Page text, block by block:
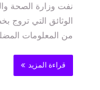
نفت وزارة الصحة
الوثائق التي تروج
من المعلومات
قراءة المزيد